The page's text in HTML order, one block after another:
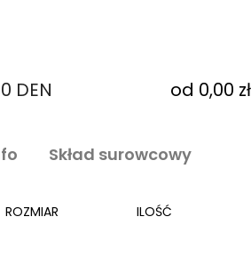
DEN od 0,00 zł
Skład surowcowy
ROZMIAR ILOŚĆ